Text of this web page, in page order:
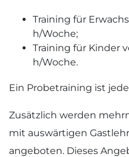
Training für
h/Woche;
Training für Kinder
h/Woche.
Ein Probetraining ist
Zusätzlich werden
mit auswärtigen
angeboten. Dieses